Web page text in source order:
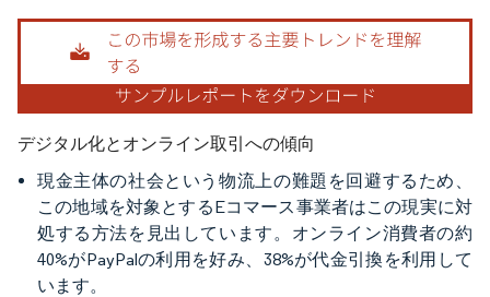
画像 © Mordor Intelligence。再利用にはCC BY 4.0の表示が必要です。
デジタル化とオンライン取引への傾向
現金主体の社会という物流上の難題を回避するため、
この地域を対象とするEコマース事業者はこの現実に対
処する方法を見出しています。オンライン消費者の約
40%がPayPalの利用を好み、38%が代金引換を利用して
います。